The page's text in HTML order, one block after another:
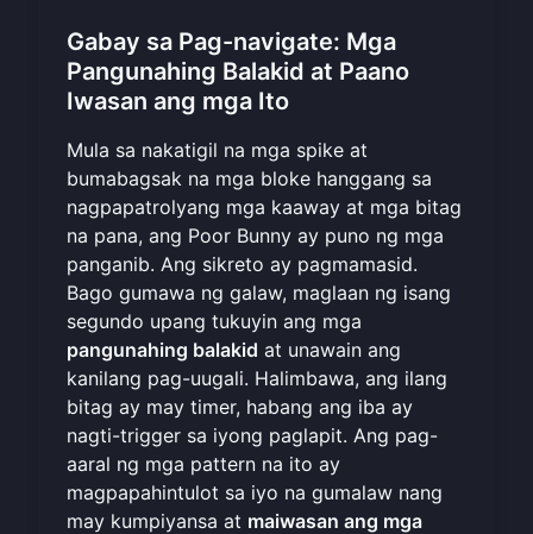
Gabay sa Pag-navigate: Mga
Pangunahing Balakid at Paano
Iwasan ang mga Ito
Mula sa nakatigil na mga spike at
bumabagsak na mga bloke hanggang sa
nagpapatrolyang mga kaaway at mga bitag
na pana, ang Poor Bunny ay puno ng mga
panganib. Ang sikreto ay pagmamasid.
Bago gumawa ng galaw, maglaan ng isang
segundo upang tukuyin ang mga
pangunahing balakid at unawain ang
kanilang pag-uugali. Halimbawa, ang ilang
bitag ay may timer, habang ang iba ay
nagti-trigger sa iyong paglapit. Ang pag-
aaral ng mga pattern na ito ay
magpapahintulot sa iyo na gumalaw nang
may kumpiyansa at maiwasan ang mga